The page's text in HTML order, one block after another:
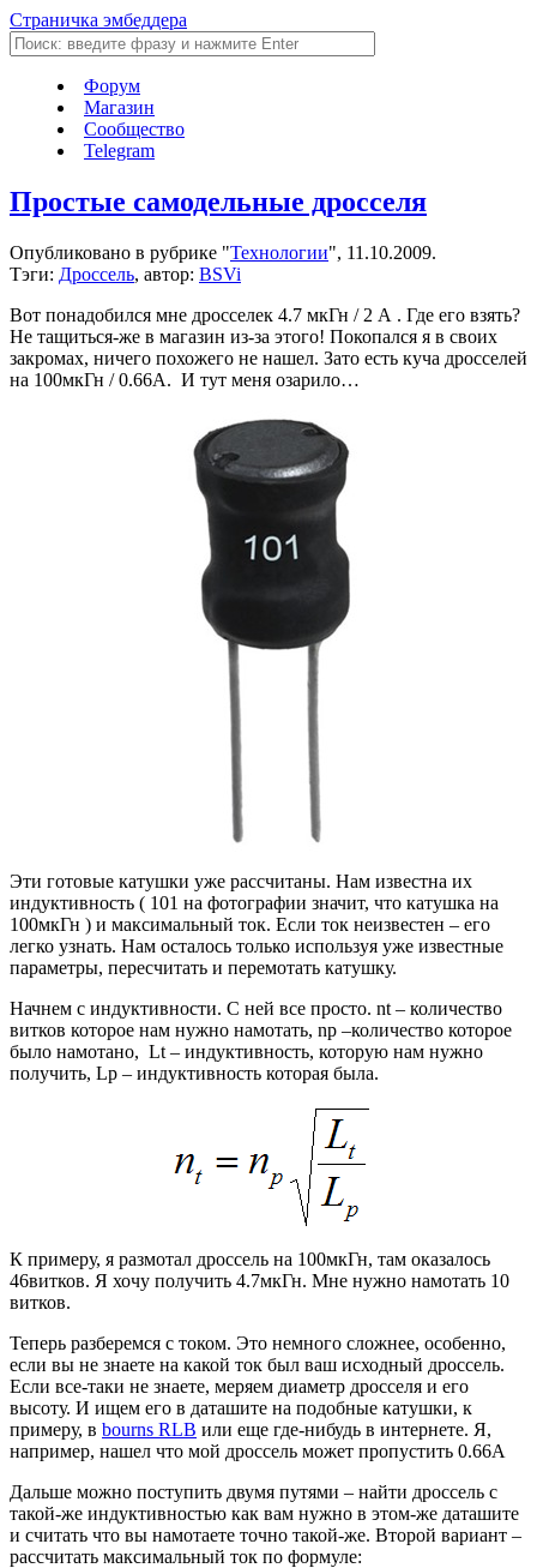
Страничка эмбеддера
Форум
Магазин
Сообщество
Telegram
Простые самодельные дросселя
Опубликовано в рубрике "Технологии", 11.10.2009.
Тэги: Дроссель, автор: BSVi
Вот понадобился мне дросселек 4.7 мкГн / 2 А . Где его взять?
Не тащиться-же в магазин из-за этого! Покопался я в своих
закромах, ничего похожего не нашел. Зато есть куча дросселей
на 100мкГн / 0.66А. И тут меня озарило…
Эти готовые катушки уже рассчитаны. Нам известна их
индуктивность ( 101 на фотографии значит, что катушка на
100мкГн ) и максимальный ток. Если ток неизвестен – его
легко узнать. Нам осталось только используя уже известные
параметры, пересчитать и перемотать катушку.
Начнем с индуктивности. С ней все просто. nt – количество
витков которое нам нужно намотать, np –количество которое
было намотано, Lt – индуктивность, которую нам нужно
получить, Lp – индуктивность которая была.
К примеру, я размотал дроссель на 100мкГн, там оказалось
46витков. Я хочу получить 4.7мкГн. Мне нужно намотать 10
витков.
Теперь разберемся с током. Это немного сложнее, особенно,
если вы не знаете на какой ток был ваш исходный дроссель.
Если все-таки не знаете, меряем диаметр дросселя и его
высоту. И ищем его в даташите на подобные катушки, к
примеру, в bourns RLB или еще где-нибудь в интернете. Я,
например, нашел что мой дроссель может пропустить 0.66А
Дальше можно поступить двумя путями – найти дроссель с
такой-же индуктивностью как вам нужно в этом-же даташите
и считать что вы намотаете точно такой-же. Второй вариант –
рассчитать максимальный ток по формуле: